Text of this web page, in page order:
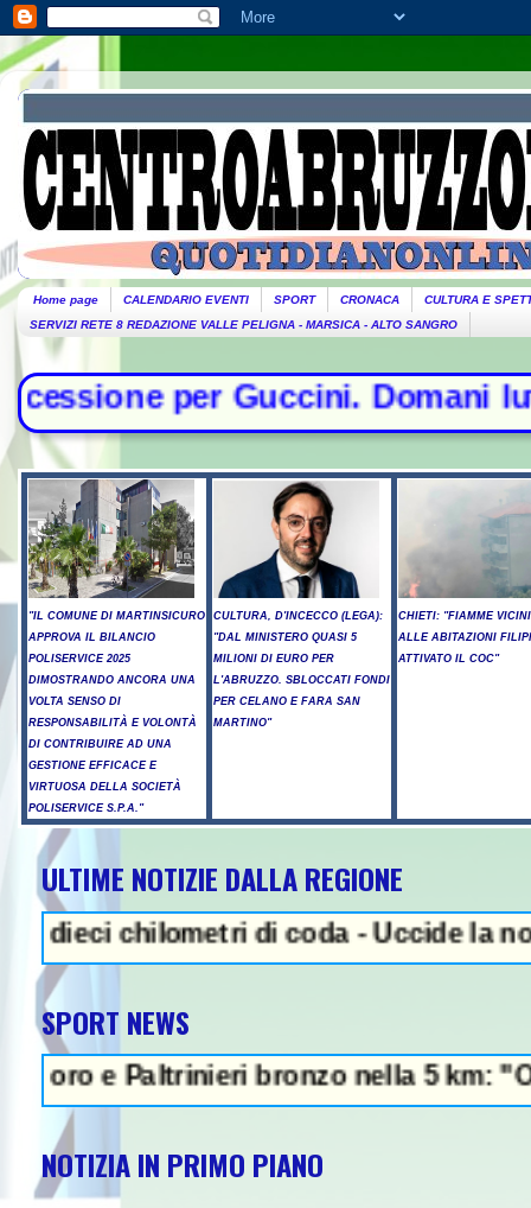
Home page CALENDARIO EVENTI SPORT CRONACA
CULTURA E
SERVIZI RETE 8 REDAZIONE VALLE PELIGNA - MARSICA - ALTO SANGRO
Guccini. Domani lutto
"IL COMUNE DI MARTINSICURO
APPROVA IL BILANCIO
POLISERVICE 2025
DIMOSTRANDO ANCORA UNA
VOLTA SENSO DI
RESPONSABILITÀ E VOLONTÀ
DI CONTRIBUIRE AD UNA
GESTIONE EFFICACE E
VIRTUOSA DELLA SOCIETÀ
POLISERVICE S.P.A."
CULTURA, D'INCECCO (LEGA):
"DAL MINISTERO QUASI 5
MILIONI DI EURO PER
L'ABRUZZO. SBLOCCATI FONDI
PER CELANO E FARA SAN
MARTINO"
CHIETI: "FIAMME
ALLE ABITAZIONI
ATTIVATO IL COC"
ULTIME NOTIZIE DALLA REGIONE
di coda - Uccide la nonna a
SPORT NEWS
bronzo nella 5 km: "Ora ci
NOTIZIA IN PRIMO PIANO
NEWS IN EVIDENZA -